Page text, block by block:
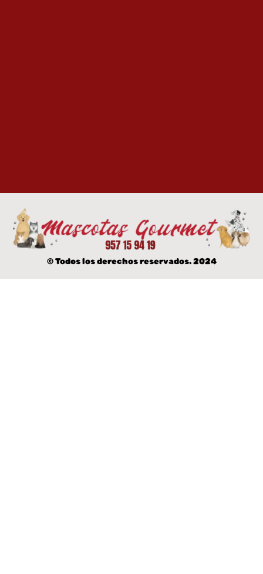
© Todos los derechos reservados. 2024